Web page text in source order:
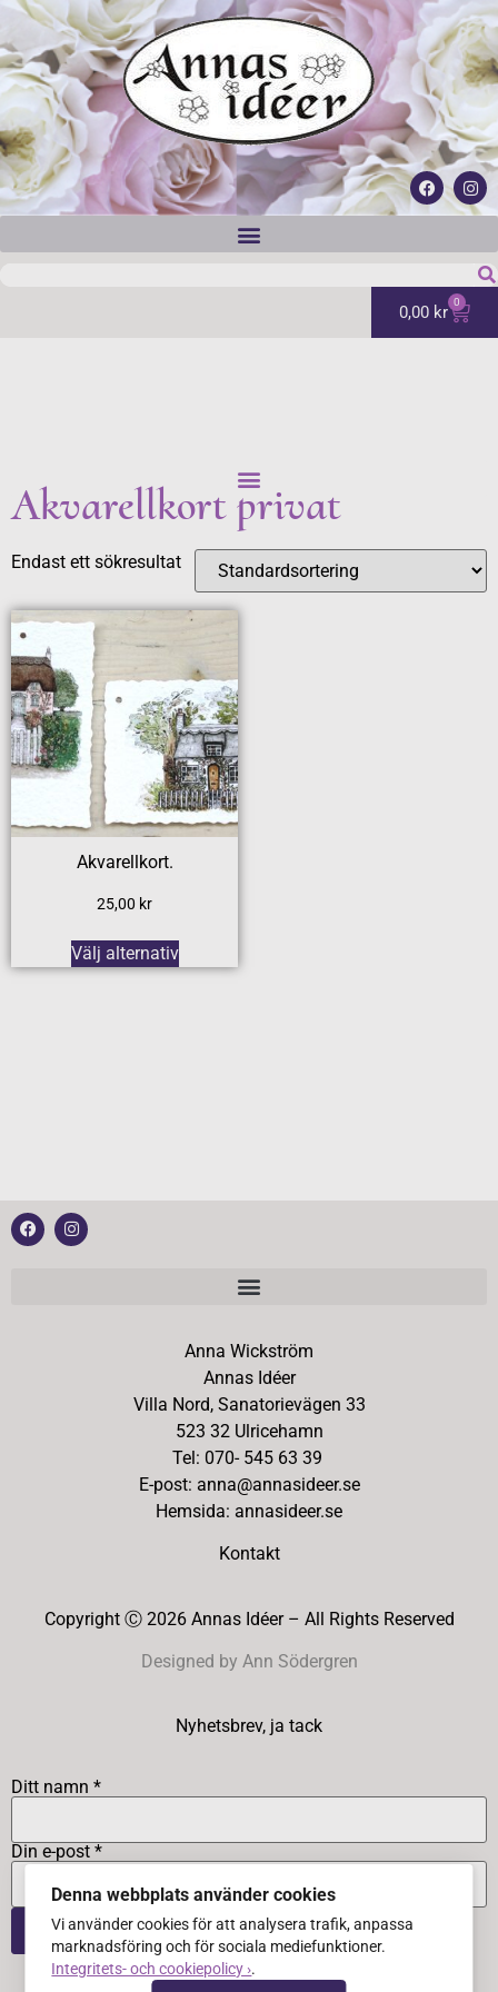
0,00 kr 0
Akvarellkort privat
Endast ett sökresultat
Akvarellkort.
25,00 kr
Välj alternativ
Anna Wickström
Annas Idéer
Villa Nord, Sanatorievägen 33
523 32 Ulricehamn
Tel: 070- 545 63 39
E-post: anna@annasideer.se
Hemsida: annasideer.se
Kontakt
Copyright Ⓒ 2026 Annas Idéer – All Rights Reserved
Designed by Ann Södergren
Nyhetsbrev, ja tack
Ditt namn *
Din e-post *
Denna webbplats använder cookies
Vi använder cookies för att analysera trafik, anpassa
marknadsföring och för sociala mediefunktioner.
Integritets- och cookiepolicy ›.